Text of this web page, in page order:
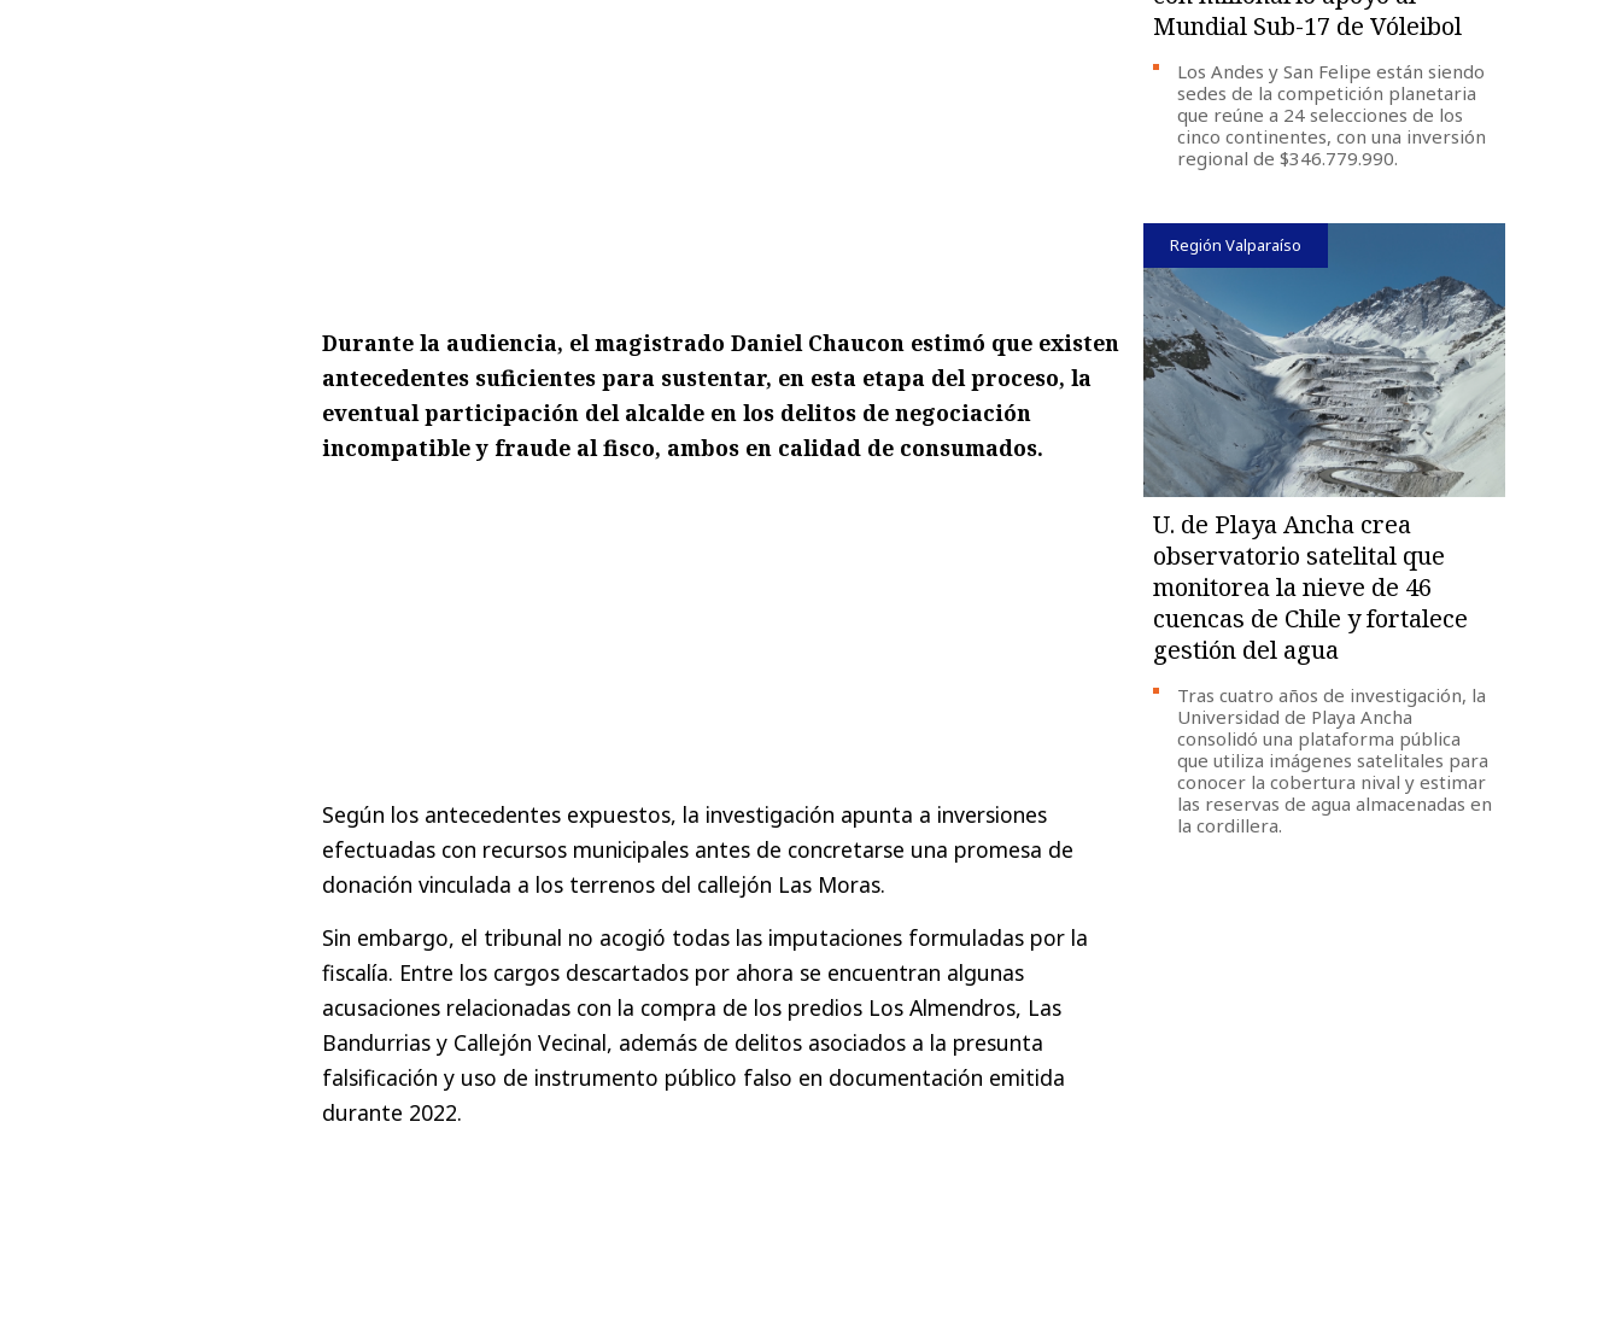
Durante la audiencia, el magistrado Daniel Chaucon estimó que existen
antecedentes suficientes para sustentar, en esta etapa del proceso, la
eventual participación del alcalde en los delitos de negociación
incompatible y fraude al fisco, ambos en calidad de consumados.
Según los antecedentes expuestos, la investigación apunta a inversiones
efectuadas con recursos municipales antes de concretarse una promesa de
donación vinculada a los terrenos del callejón Las Moras.
Sin embargo, el tribunal no acogió todas las imputaciones formuladas por la
fiscalía. Entre los cargos descartados por ahora se encuentran algunas
acusaciones relacionadas con la compra de los predios Los Almendros, Las
Bandurrias y Callejón Vecinal, además de delitos asociados a la presunta
falsificación y uso de instrumento público falso en documentación emitida
durante 2022.
Mundial Sub-17 de Vóleibol
Los Andes y San Felipe están siendo
sedes de la competición planetaria
que reúne a 24 selecciones de los
cinco continentes, con una inversión
regional de $346.779.990.
Región Valparaíso
U. de Playa Ancha crea
observatorio satelital que
monitorea la nieve de 46
cuencas de Chile y fortalece
gestión del agua
Tras cuatro años de investigación, la
Universidad de Playa Ancha
consolidó una plataforma pública
que utiliza imágenes satelitales para
conocer la cobertura nival y estimar
las reservas de agua almacenadas en
la cordillera.